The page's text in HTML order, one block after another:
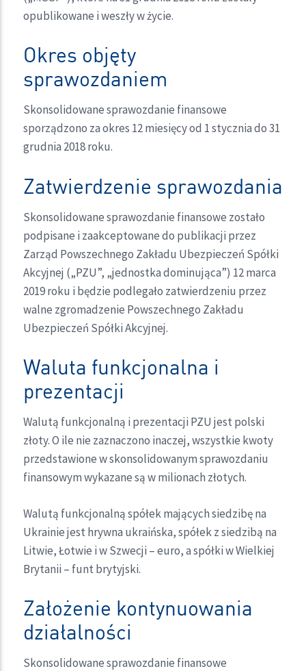
opublikowane i weszły w życie.
Okres objęty
sprawozdaniem
Skonsolidowane sprawozdanie finansowe
sporządzono za okres 12 miesięcy od 1 stycznia do 31
grudnia 2018 roku.
Zatwierdzenie sprawozdania
Skonsolidowane sprawozdanie finansowe zostało
podpisane i zaakceptowane do publikacji przez
Zarząd Powszechnego Zakładu Ubezpieczeń Spółki
Akcyjnej („PZU”, „jednostka dominująca”) 12 marca
2019 roku i będzie podlegało zatwierdzeniu przez
walne zgromadzenie Powszechnego Zakładu
Ubezpieczeń Spółki Akcyjnej.
Waluta funkcjonalna i
prezentacji
Walutą funkcjonalną i prezentacji PZU jest polski
złoty. O ile nie zaznaczono inaczej, wszystkie kwoty
przedstawione w skonsolidowanym sprawozdaniu
finansowym wykazane są w milionach złotych.
Walutą funkcjonalną spółek mających siedzibę na
Ukrainie jest hrywna ukraińska, spółek z siedzibą na
Litwie, Łotwie i w Szwecji – euro, a spółki w Wielkiej
Brytanii – funt brytyjski.
Założenie kontynuowania
działalności
Skonsolidowane sprawozdanie finansowe